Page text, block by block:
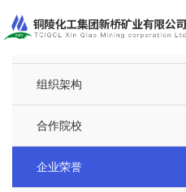
组织架构
合作院校
企业荣誉